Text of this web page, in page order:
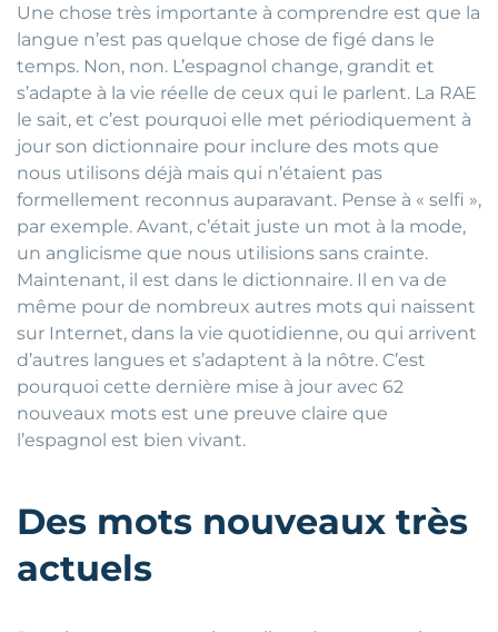
Une chose très importante à comprendre est que la
langue n’est pas quelque chose de figé dans le
temps. Non, non. L’espagnol change, grandit et
s’adapte à la vie réelle de ceux qui le parlent. La RAE
le sait, et c’est pourquoi elle met périodiquement à
jour son dictionnaire pour inclure des mots que
nous utilisons déjà mais qui n’étaient pas
formellement reconnus auparavant. Pense à « selfi »,
par exemple. Avant, c’était juste un mot à la mode,
un anglicisme que nous utilisions sans crainte.
Maintenant, il est dans le dictionnaire. Il en va de
même pour de nombreux autres mots qui naissent
sur Internet, dans la vie quotidienne, ou qui arrivent
d’autres langues et s’adaptent à la nôtre. C’est
pourquoi cette dernière mise à jour avec 62
nouveaux mots est une preuve claire que
l’espagnol est bien vivant.
Des mots nouveaux très
actuels